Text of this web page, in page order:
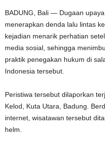
BADUNG, Bali — Dugaan
menerapkan denda lalu lintas
kejadian menarik perhatian
media sosial, sehingga
praktik penegakan hukum di
Indonesia tersebut.
Peristiwa tersebut dilaporkan
Kelod, Kuta Utara, Badung.
internet, wisatawan tersebut
helm.